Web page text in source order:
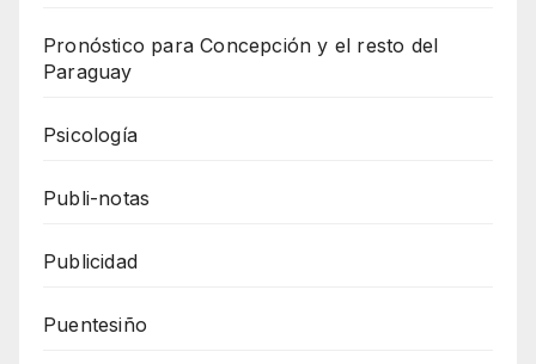
Pronóstico para Concepción y el resto del
Paraguay
Psicología
Publi-notas
Publicidad
Puentesiño